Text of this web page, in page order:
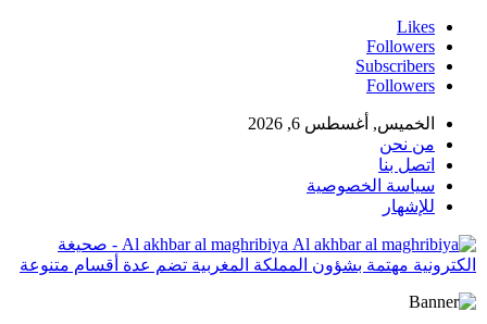
Likes
Followers
Subscribers
Followers
الخميس, أغسطس 6, 2026
من نحن
اتصل بنا
سياسة الخصوصية
للإشهار
Al akhbar al maghribiya - صحيغة
الكترونية مهتمة بشؤون المملكة المغربية تضم عدة أقسام متنوعة